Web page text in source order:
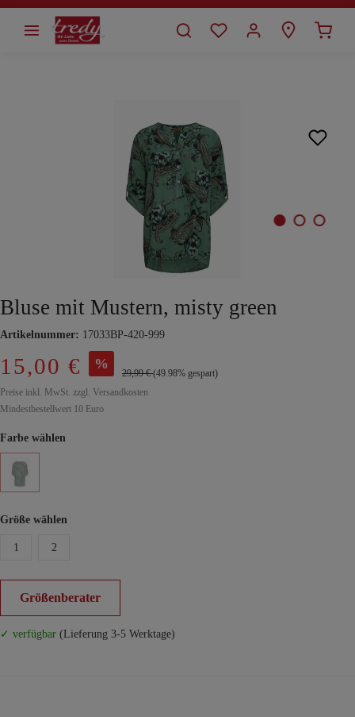
springen
Bluse mit Mustern, misty green
Artikelnummer: 17033BP-420-999
15,00 € %
29,99 €(49.98% gespart)
Preise inkl. MwSt. zzgl. Versandkosten
Mindestbestellwert 10 Euro
Farbe wählen
Größe wählen
1 2
Größenberater
✓ verfügbar (Lieferung 3-5 Werktage)